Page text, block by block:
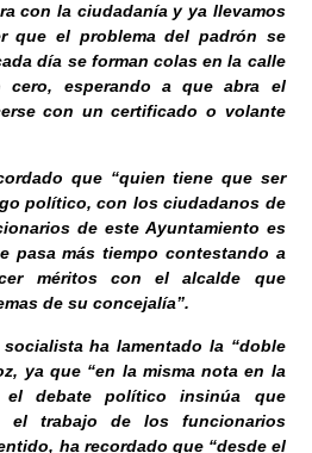
con la ciudadanía y ya llevamos
que el problema del padrón se
día se forman colas en la calle
cero, esperando a que abra el
con un certificado o volante
que “quien tiene que ser
político, con los ciudadanos de
de este Ayuntamiento es
pasa más tiempo contestando a
méritos con el alcalde que
de su concejalía”.
ha lamentado la “doble
ya que “en la misma nota en la
debate político insinúa que
el trabajo de los funcionarios
ha recordado que “desde el